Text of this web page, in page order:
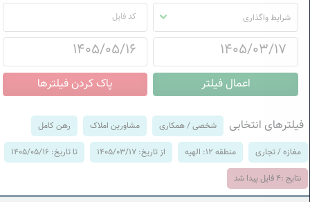
شرایط واگذاری
فیلترهای انتخابی شخصی / همکاری مشاورین املاک رهن کامل
مغازه / تجاری منطقه 12: الهیه از تاریخ: 1405/03/17 تا تاریخ: 1405/05/16
نتایج :4 فایل پیدا شد